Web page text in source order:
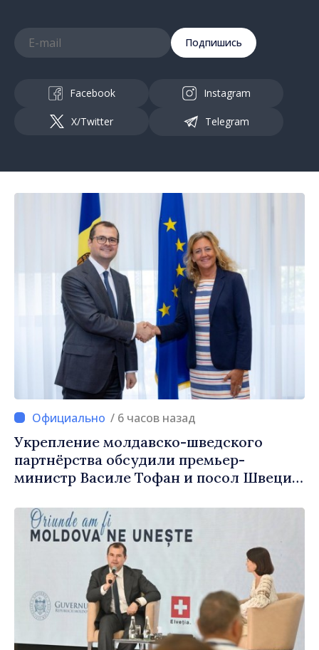
Подпишись
Facebook Instagram
X/Twitter Telegram
/ 6 часов назад
Укрепление молдавско-шведского
партнёрства обсудили премьер-
министр Василе Тофан и посол Швеции